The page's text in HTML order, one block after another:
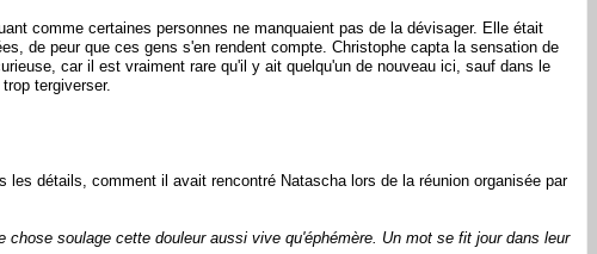
comme certaines personnes ne manquaient pas de la dévisager. Elle était
de peur que ces gens s'en rendent compte. Christophe capta la sensation de
car il est vraiment rare qu'il y ait quelqu'un de nouveau ici, sauf dans le
tergiverser.
détails, comment il avait rencontré Natascha lors de la réunion organisée par
soulage cette douleur aussi vive qu'éphémère. Un mot se fit jour dans leur